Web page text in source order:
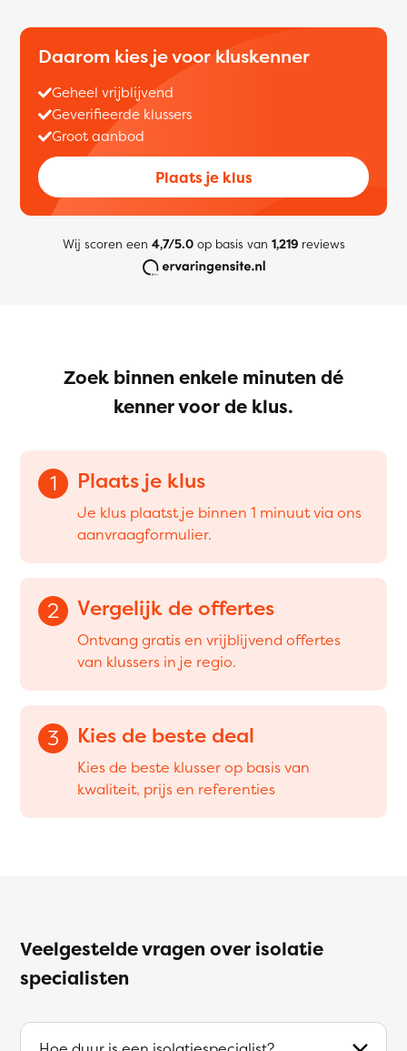
Daarom kies je voor kluskenner
Geheel vrijblijvend
Geverifieerde klussers
Groot aanbod
Plaats je klus
Wij scoren een 4,7/5.0op basis van 1,219reviews
Zoek binnen enkele minuten dé
kenner voor de klus.
1 Plaats je klus
Je klus plaatst je binnen 1 minuut via ons
aanvraagformulier.
2 Vergelijk de offertes
Ontvang gratis en vrijblijvend offertes
van klussers in je regio.
3 Kies de beste deal
Kies de beste klusser op basis van
kwaliteit, prijs en referenties
Veelgestelde vragen over isolatie
specialisten